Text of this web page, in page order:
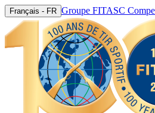
Français - FR Groupe FITASC